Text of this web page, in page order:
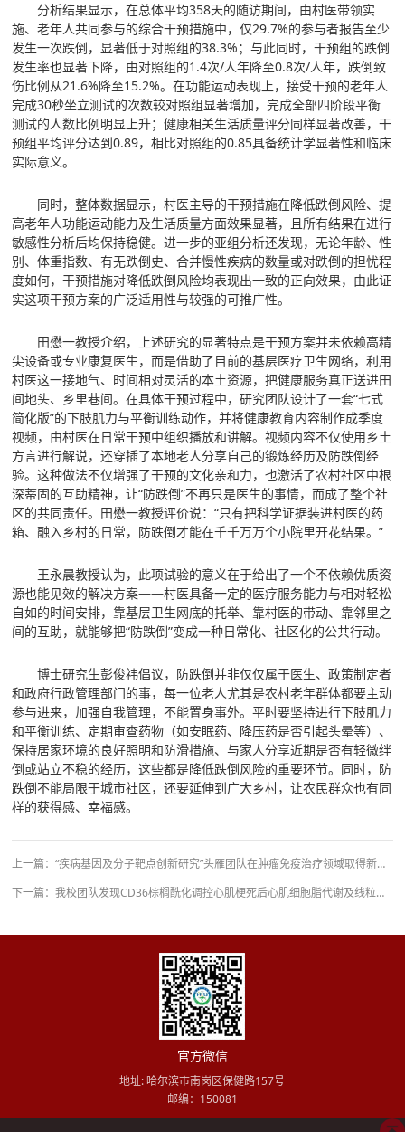
分析结果显示，在总体平均358天的随访期间，由村医带领实
施、老年人共同参与的综合干预措施中，仅29.7%的参与者报告至少
发生一次跌倒，显著低于对照组的38.3%；与此同时，干预组的跌倒
发生率也显著下降，由对照组的1.4次/人年降至0.8次/人年，跌倒致
伤比例从21.6%降至15.2%。在功能运动表现上，接受干预的老年人
完成30秒坐立测试的次数较对照组显著增加，完成全部四阶段平衡
测试的人数比例明显上升；健康相关生活质量评分同样显著改善，干
预组平均评分达到0.89，相比对照组的0.85具备统计学显著性和临床
实际意义。
同时，整体数据显示，村医主导的干预措施在降低跌倒风险、提
高老年人功能运动能力及生活质量方面效果显著，且所有结果在进行
敏感性分析后均保持稳健。进一步的亚组分析还发现，无论年龄、性
别、体重指数、有无跌倒史、合并慢性疾病的数量或对跌倒的担忧程
度如何，干预措施对降低跌倒风险均表现出一致的正向效果，由此证
实这项干预方案的广泛适用性与较强的可推广性。
田懋一教授介绍，上述研究的显著特点是干预方案并未依赖高精
尖设备或专业康复医生，而是借助了目前的基层医疗卫生网络，利用
村医这一接地气、时间相对灵活的本土资源，把健康服务真正送进田
间地头、乡里巷间。在具体干预过程中，研究团队设计了一套“七式
简化版”的下肢肌力与平衡训练动作，并将健康教育内容制作成季度
视频，由村医在日常干预中组织播放和讲解。视频内容不仅使用乡土
方言进行解说，还穿插了本地老人分享自己的锻炼经历及防跌倒经
验。这种做法不仅增强了干预的文化亲和力，也激活了农村社区中根
深蒂固的互助精神，让“防跌倒”不再只是医生的事情，而成了整个社
区的共同责任。田懋一教授评价说：“只有把科学证据装进村医的药
箱、融入乡村的日常，防跌倒才能在千千万万个小院里开花结果。”
王永晨教授认为，此项试验的意义在于给出了一个不依赖优质资
源也能见效的解决方案——村医具备一定的医疗服务能力与相对轻松
自如的时间安排，靠基层卫生网底的托举、靠村医的带动、靠邻里之
间的互助，就能够把“防跌倒”变成一种日常化、社区化的公共行动。
博士研究生彭俊祎倡议，防跌倒并非仅仅属于医生、政策制定者
和政府行政管理部门的事，每一位老人尤其是农村老年群体都要主动
参与进来，加强自我管理，不能置身事外。平时要坚持进行下肢肌力
和平衡训练、定期审查药物（如安眠药、降压药是否引起头晕等）、
保持居家环境的良好照明和防滑措施、与家人分享近期是否有轻微绊
倒或站立不稳的经历，这些都是降低跌倒风险的重要环节。同时，防
跌倒不能局限于城市社区，还要延伸到广大乡村，让农民群众也有同
样的获得感、幸福感。
上一篇：“疾病基因及分子靶点创新研究”头雁团队在肿瘤免疫治疗领域取得新突破
下一篇：我校团队发现CD36棕榈酰化调控心肌梗死后心肌细胞脂代谢及线粒体自噬新机制
官方微信
地址: 哈尔滨市南岗区保健路157号
邮编：150081